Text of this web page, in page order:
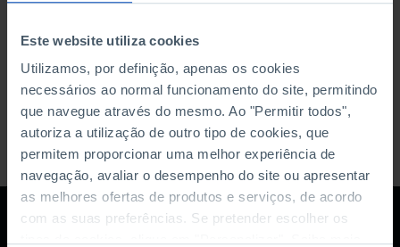
Este website utiliza cookies
Utilizamos, por definição, apenas os cookies
necessários ao normal funcionamento do site, permitindo
que navegue através do mesmo. Ao "Permitir todos",
autoriza a utilização de outro tipo de cookies, que
permitem proporcionar uma melhor experiência de
navegação, avaliar o desempenho do site ou apresentar
as melhores ofertas de produtos e serviços, de acordo
com as suas preferências. Se pretender escolher os